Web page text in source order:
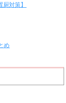
対策】
め